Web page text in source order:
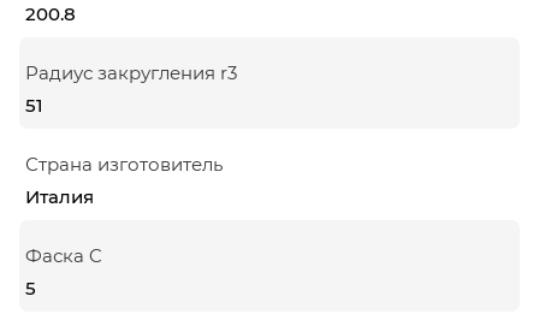
200.8
Радиус закругления r3
51
Страна изготовитель
Италия
Фаска C
5